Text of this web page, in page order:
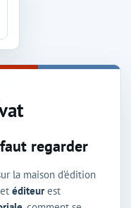
regarder
la maison d’édition
éditeurest